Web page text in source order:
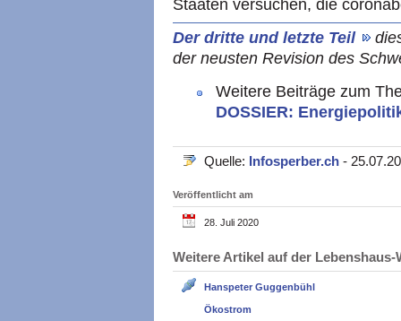
Staaten versuchen, die
Der dritte und letzte Teil
der neusten Revision des
Weitere Beiträge zum
DOSSIER:
Quelle: Infosperber.ch -
Veröffentlicht am
28. Juli 2020
Weitere Artikel auf der
Hanspeter Guggenbühl
Ökostrom